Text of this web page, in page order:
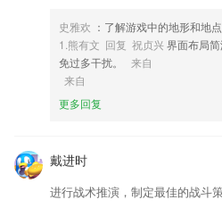
4,百万达人，分享潮流新动向
5,百万答题趣味闯关竞赛学习，提高小
6,汇集了全球的热点新闻资讯，实时资
宝博棋牌软件优势
1.·保护孩子视力健康，让孩子减少电子
史雅欢 ：了解游戏中的地形和地
1.熊有文 回复 祝贞兴界面布局
免过多干扰。
来自
来自
更多回复
戴进时
进行战术推演，制定最佳的战斗